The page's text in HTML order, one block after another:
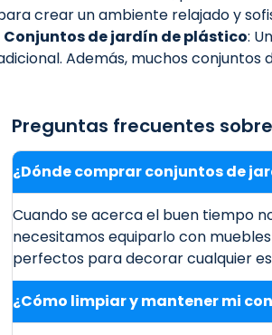
crear un ambiente relajado y
Conjuntos de jardín de plástico:
Además, muchos
Preguntas frecuentes
¿Dónde comprar conjuntos de
Cuando se acerca el buen tiempo
necesitamos equiparlo con
perfectos para decorar cualquier
¿Cómo limpiar y mantener mi